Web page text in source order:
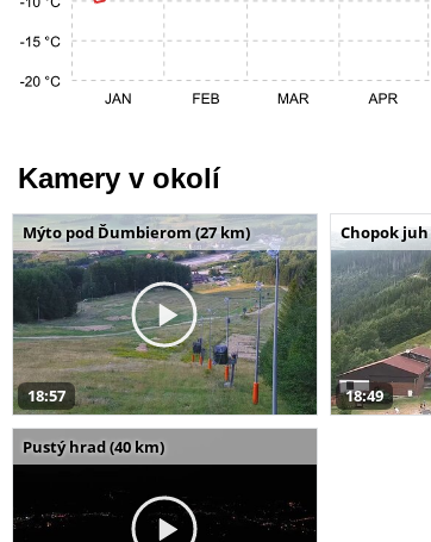
Kamery v okolí
Mýto pod Ďumbierom (27 km)
18:57
Chopok juh
18:49
Pustý hrad (40 km)